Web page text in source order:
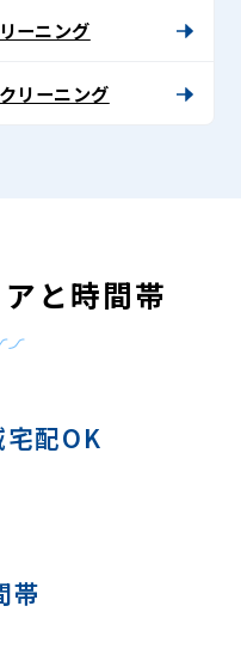
ーニング
リーニング
と時間帯
宅配OK
帯